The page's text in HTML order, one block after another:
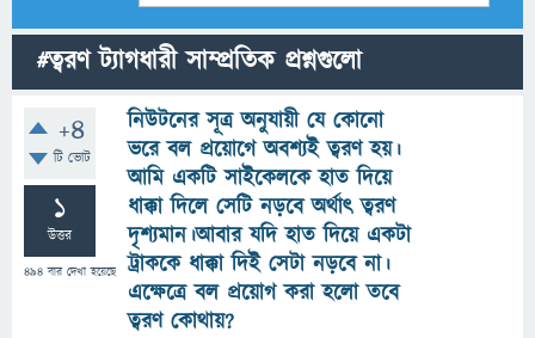
#ত্বরণ ট্যাগধারী সাম্প্রতিক প্রশ্নগুলো
+4
টি ভোট
1
উত্তর
494 বার দেখা হয়েছে
নিউটনের সূত্র অনুযায়ী যে কোনো
ভরে বল প্রয়োগে অবশ্যই ত্বরণ হয়।
আমি একটি সাইকেলকে হাত দিয়ে
ধাক্কা দিলে সেটি নড়বে অর্থাৎ ত্বরণ
দৃশ্যমান।আবার যদি হাত দিয়ে একটা
ট্রাককে ধাক্কা দিই সেটা নড়বে না।
এক্ষেত্রে বল প্রয়োগ করা হলো তবে
ত্বরণ কোথায়?